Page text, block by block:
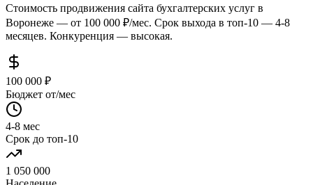
Стоимость продвижения сайта бухгалтерских услуг в
Воронеже — от 100 000 ₽/мес. Срок выхода в топ-10 — 4-8
месяцев. Конкуренция — высокая.
100 000 ₽
Бюджет от/мес
4-8 мес
Срок до топ-10
1 050 000